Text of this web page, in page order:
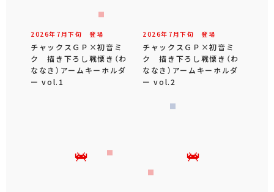
2026年 7 月下旬 登場
チャックスＧＰ×初音ミ
ク 描き下ろし戦慄き（わ
ななき）アームキーホルダ
ー vol.1
2026年 7 月下旬 登場
チャックスＧＰ×初音ミ
ク 描き下ろし戦慄き（わ
ななき）アームキーホルダ
ー vol.2